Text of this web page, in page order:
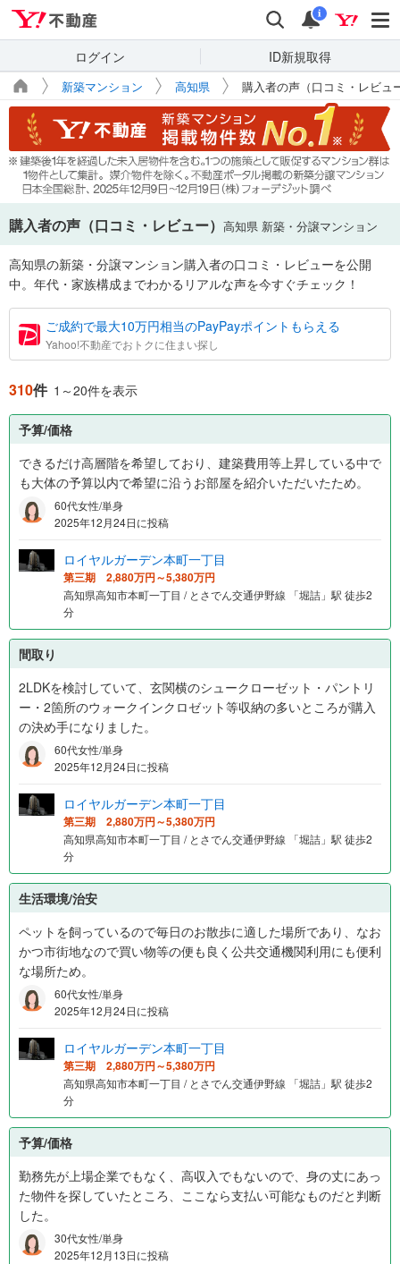
検索 通知
i
ログイン ID新規取得
新築マンション 高知県 購入者の声（口コミ・レビュ
購入者の声（口コミ・レビュー） 高知県 新築・分譲マンション
高知県の新築・分譲マンション購入者の口コミ・レビューを公開
中。年代・家族構成までわかるリアルな声を今すぐチェック！
ご成約で最大10万円相当のPayPayポイントもらえる
Yahoo!不動産でおトクに住まい探し
310件 1～20件を表示
予算/価格
できるだけ高層階を希望しており、建築費用等上昇している中で
も大体の予算以内で希望に沿うお部屋を紹介いただいたため。
60代女性/単身
2025年12月24日に投稿
ロイヤルガーデン本町一丁目
第三期 2,880万円～5,380万円
高知県高知市本町一丁目 / とさでん交通伊野線 「堀詰」駅 徒歩2
分
間取り
2LDKを検討していて、玄関横のシュークローゼット・パントリ
ー・2箇所のウォークインクロゼット等収納の多いところが購入
の決め手になりました。
60代女性/単身
2025年12月24日に投稿
ロイヤルガーデン本町一丁目
第三期 2,880万円～5,380万円
高知県高知市本町一丁目 / とさでん交通伊野線 「堀詰」駅 徒歩2
分
生活環境/治安
ペットを飼っているので毎日のお散歩に適した場所であり、なお
かつ市街地なので買い物等の便も良く公共交通機関利用にも便利
な場所ため。
60代女性/単身
2025年12月24日に投稿
ロイヤルガーデン本町一丁目
第三期 2,880万円～5,380万円
高知県高知市本町一丁目 / とさでん交通伊野線 「堀詰」駅 徒歩2
分
予算/価格
勤務先が上場企業でもなく、高収入でもないので、身の丈にあっ
た物件を探していたところ、ここなら支払い可能なものだと判断
した。
30代女性/単身
2025年12月13日に投稿